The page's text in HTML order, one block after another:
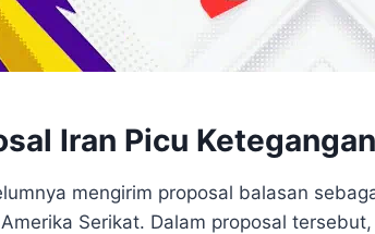
Iran Picu
mengirim proposal balasan
Serikat. Dalam proposal